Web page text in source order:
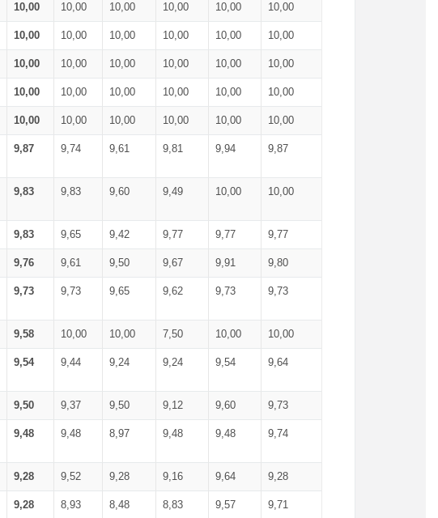
10,00 10,00 10,00 10,00 10,00 10,00
10,00 10,00 10,00 10,00 10,00 10,00
10,00 10,00 10,00 10,00 10,00 10,00
10,00 10,00 10,00 10,00 10,00 10,00
10,00 10,00 10,00 10,00 10,00 10,00
9,87 9,74 9,61 9,81 9,94 9,87
9,83 9,83 9,60 9,49 10,00 10,00
9,83 9,65 9,42 9,77 9,77 9,77
9,76 9,61 9,50 9,67 9,91 9,80
9,73 9,73 9,65 9,62 9,73 9,73
9,58 10,00 10,00 7,50 10,00 10,00
9,54 9,44 9,24 9,24 9,54 9,64
9,50 9,37 9,50 9,12 9,60 9,73
9,48 9,48 8,97 9,48 9,48 9,74
9,28 9,52 9,28 9,16 9,64 9,28
9,28 8,93 8,48 8,83 9,57 9,71